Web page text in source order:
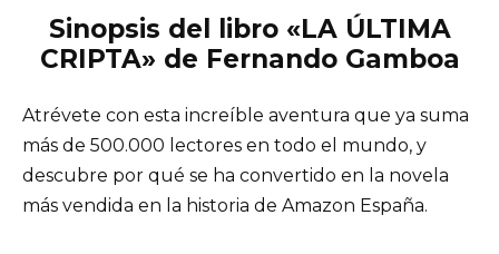
Sinopsis del libro «LA ÚLTIMA
CRIPTA» de Fernando Gamboa
Atrévete con esta increíble aventura que ya suma
más de 500.000 lectores en todo el mundo, y
descubre por qué se ha convertido en la novela
más vendida en la historia de Amazon España.